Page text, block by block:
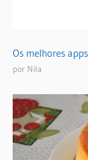
Os melhores
por Nila